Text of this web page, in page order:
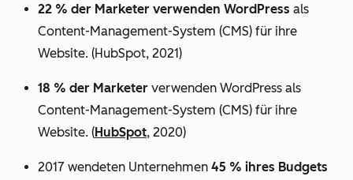
22 % der Marketer verwenden WordPress als
Content-Management-System (CMS) für ihre
Website. (HubSpot, 2021)
18 % der Marketer verwenden WordPress als
Content-Management-System (CMS) für ihre
Website. (HubSpot, 2020)
2017 wendeten Unternehmen 45 % ihres Budgets